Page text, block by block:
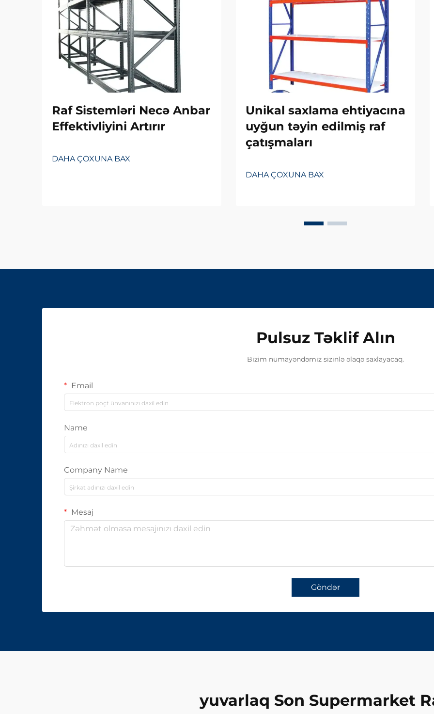
Raf Sistemləri Necə Anbar
Effektivliyini Artırır
DAHA ÇOXUNA BAX
Unikal saxlama ehtiyacına
uyğun təyin edilmiş raf
çatışmaları
DAHA ÇOXUNA BAX
Pulsuz Təklif Alın
Bizim nümayəndəmiz sizinlə əlaqə saxlayacaq.
Email
Name
Company Name
Mesaj
Göndər
yuvarlaq Son Supermarket